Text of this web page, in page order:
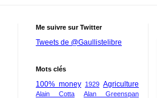
Me suivre sur Twitter
Tweets de @Gaullistelibre
Mots clés
100% money 1929 Agriculture
Alain Cotta Alan Greenspan